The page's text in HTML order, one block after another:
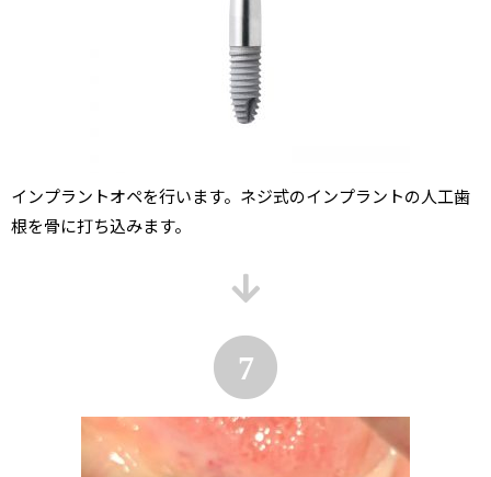
インプラントオペを行います。ネジ式のインプラントの人工歯
根を骨に打ち込みます。
7